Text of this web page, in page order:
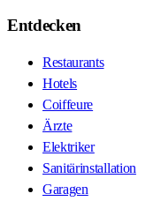
Entdecken
Restaurants
Hotels
Coiffeure
Ärzte
Elektriker
Sanitärinstallation
Garagen